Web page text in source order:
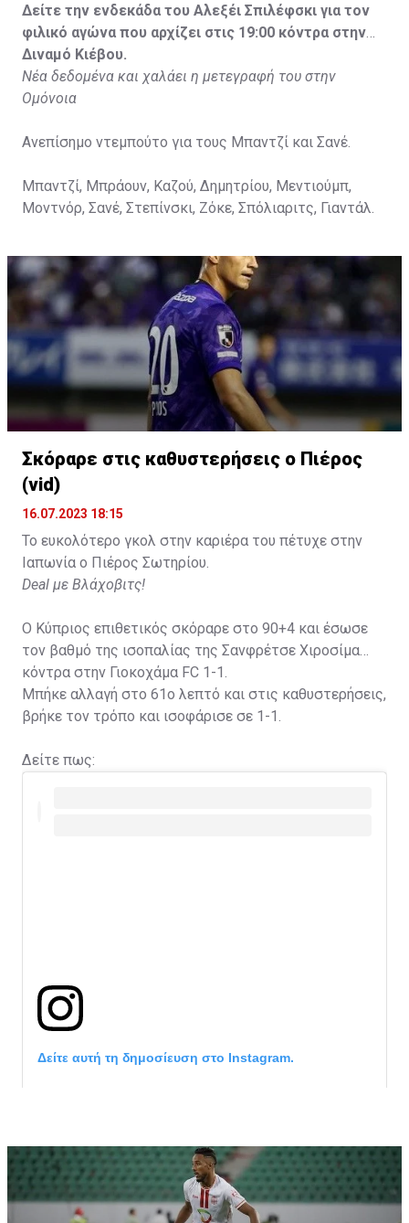
Δείτε την ενδεκάδα του Αλεξέι Σπιλέφσκι για τον
φιλικό αγώνα που αρχίζει στις 19:00 κόντρα στην
Διναμό Κιέβου.
Νέα δεδομένα και χαλάει η μετεγραφή του στην
Ομόνοια
Ανεπίσημο ντεμπούτο για τους Μπαντζί και Σανέ.
Μπαντζί, Μπράουν, Καζού, Δημητρίου, Μεντιούμπ,
Μοντνόρ, Σανέ, Στεπίνσκι, Ζόκε, Σπόλιαριτς, Γιαντάλ.
Σκόραρε στις καθυστερήσεις ο Πιέρος
(vid)
16.07.2023 18:15
Το ευκολότερο γκολ στην καριέρα του πέτυχε στην
Ιαπωνία ο Πιέρος Σωτηρίου.
Deal με Βλάχοβιτς!
Ο Κύπριος επιθετικός σκόραρε στο 90+4 και έσωσε
τον βαθμό της ισοπαλίας της Σανφρέτσε Χιροσίμα
κόντρα στην Γιοκοχάμα FC 1-1.
Μπήκε αλλαγή στο 61ο λεπτό και στις καθυστερήσεις,
βρήκε τον τρόπο και ισοφάρισε σε 1-1.
Δείτε πως:
Δείτε αυτή τη δημοσίευση στο Instagram.